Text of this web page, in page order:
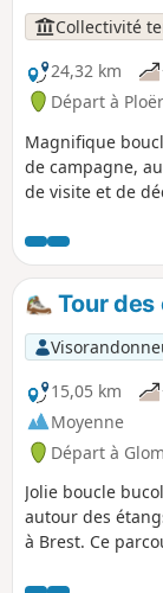
Collectivité
24,32 km
Départ à
Magnifique
de campagne,
de visite et de
Elle vous invite
village implanté
des gallo-
Commune du
Tour des
15,05 km
Moyenne
Départ à
Jolie boucle
autour des
à Brest. Ce